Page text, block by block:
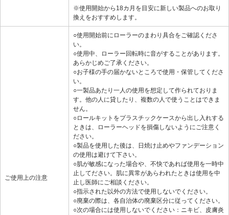
※使用開始から18カ月を目安に新しい製品へのお取り
換えをおすすめします。
ご使用上の注意
○使用開始前にローラーのまわり具合をご確認くださ
い。
○使用中、ローラー回転時に音がすることがあります。
あらかじめご了承ください。
○お子様の手の届かないところで使用・保管してくださ
い。
○一製品あたり一人の使用を想定して作られておりま
す。他の人に貸したり、複数の人で使うことはできま
せん。
○ロールキットをプラスチックケースから出し入れする
ときは、ローラーヘッドを損傷しないようにご注意く
ださい。
○製品を使用した後は、日焼け止めやファンデーション
の使用は避けて下さい。
○肌が敏感になった場合や、不快であれば使用を一時中
止してださい。肌に異常があらわれたときは使用を中
止し医師にご相談ください。
○指示された以外の方法で使用しないでください。
○廃棄の際は、各自治体の廃棄区分に従ってください。
○次の場合には使用しないでください：ニキビ、皮膚炎